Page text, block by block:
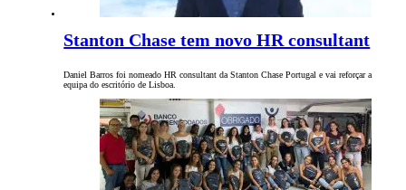
Stanton Chase tem novo HR consultant
Daniel Barros foi nomeado HR consultant da Stanton Chase Portugal e vai reforçar a
equipa do escritório de Lisboa.